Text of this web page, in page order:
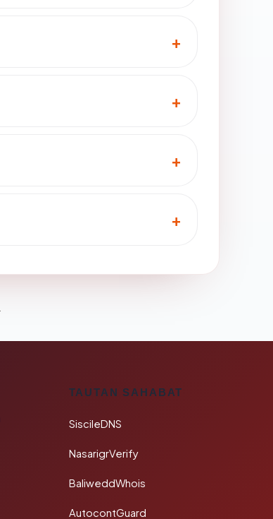
TAUTAN SAHABAT
SiscileDNS
NasarigrVerify
BaliweddWhois
AutocontGuard